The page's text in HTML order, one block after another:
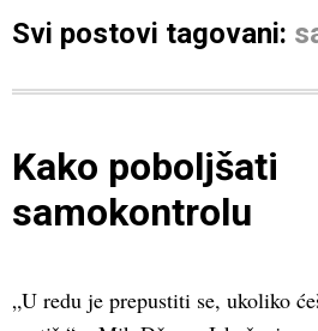
Svi postovi tagovani:
Kako poboljšati
samokontrolu
„U redu je prepustiti se, ukoliko